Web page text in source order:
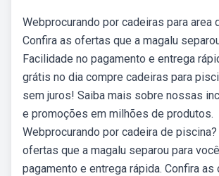
Webprocurando por cadeiras para area
Confira as ofertas que a magalu
Facilidade no pagamento e entrega
grátis no dia compre cadeiras para
sem juros! Saiba mais sobre nossas
e promoções em milhões de produtos.
Webprocurando por cadeira de piscina?
ofertas que a magalu separou para
pagamento e entrega rápida. Confira